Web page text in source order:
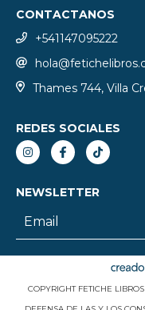
CONTACTANOS
+541147095222
Thames 744, Villa
REDES SOCIALES
NEWSLETTER
COPYRIGHT FETICHE